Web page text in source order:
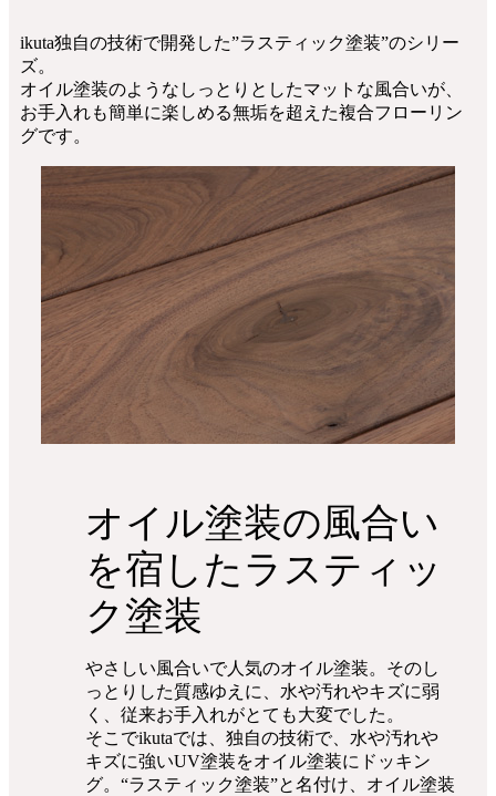
ikuta独自の技術で開発した”ラスティック塗装”のシリー
ズ。
オイル塗装のようなしっとりとしたマットな風合いが、
お手入れも簡単に楽しめる無垢を超えた複合フローリン
グです。
オイル塗装の風合い
を宿したラスティッ
ク塗装
やさしい風合いで人気のオイル塗装。そのし
っとりした質感ゆえに、水や汚れやキズに弱
く、従来お手入れがとても大変でした。
そこでikutaでは、独自の技術で、水や汚れや
キズに強いUV塗装をオイル塗装にドッキン
グ。“ラスティック塗装”と名付け、オイル塗装